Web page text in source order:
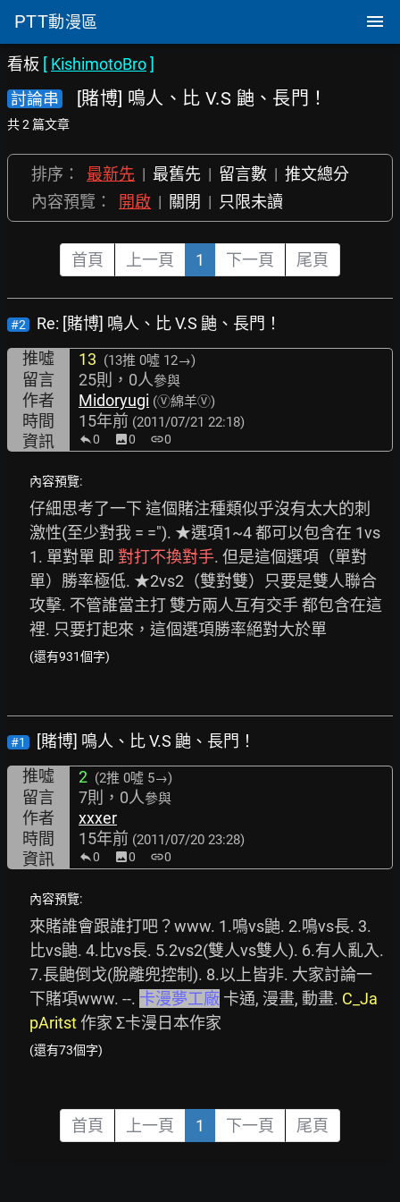
PTT動漫區
看板 [ KishimotoBro]
討論串
[賭博] 鳴人、比 V.S 鼬、長門！
共 2 篇文章
排序： 最新先 | 最舊先 | 留言數 | 推文總分
內容預覽：
開啟 | 關閉 | 只限未讀
首頁 上一頁 1 下一頁 尾頁
#2
Re: [賭博] 鳴人、比 V.S 鼬、長門！
推噓
13 (13推 0噓 12→)
留言 25則，0人參與
作者 Midoryugi (Ⓥ綿羊Ⓥ)
時間 15年前 (2011/07/21 22:18)
資訊 0 image0 link0
內容預覽:
仔細思考了一下 這個賭注種類似乎沒有太大的刺
激性(至少對我 = ="). ★選項1~4 都可以包含在 1vs
1. 單對單 即 對打不換對手. 但是這個選項（單對
單）勝率極低. ★2vs2（雙對雙）只要是雙人聯合
攻擊. 不管誰當主打 雙方兩人互有交手 都包含在這
裡. 只要打起來，這個選項勝率絕對大於單
(還有931個字)
#1
[賭博] 鳴人、比 V.S 鼬、長門！
推噓
2 (2推 0噓 5→)
留言 7則，0人參與
作者
xxxer
時間
15年前 (2011/07/20 23:28)
資訊 0 image0 link0
內容預覽:
來賭誰會跟誰打吧？www. 1.鳴vs鼬. 2.鳴vs長. 3.
比vs鼬. 4.比vs長. 5.2vs2(雙人vs雙人). 6.有人亂入.
7.長鼬倒戈(脫離兜控制). 8.以上皆非. 大家討論一
下賭項www. --. 卡漫夢工廠 卡通, 漫畫, 動畫. C_Ja
pAritst 作家 Σ卡漫日本作家
(還有73個字)
首頁 上一頁 1 下一頁 尾頁